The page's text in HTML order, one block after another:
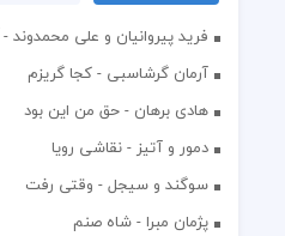
فرید پیروانیان و علی محمدوند
آرمان گرشاسبی - کجا گریزم
هادی برهان - حق من این بود
دمور و آتیز - نقاشی رویا
سوگند و سیجل - وقتی رفت
پژمان مبرا - شاه صنم